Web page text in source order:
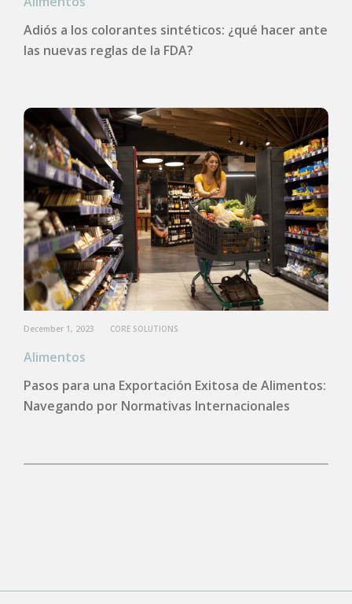
Adiós a los colorantes sintéticos: ¿qué hacer ante
las nuevas reglas de la FDA?
December 1, 2023 CORE SOLUTIONS
Alimentos
Pasos para una Exportación Exitosa de Alimentos:
Navegando por Normativas Internacionales